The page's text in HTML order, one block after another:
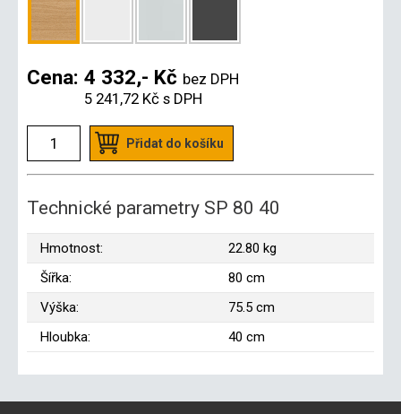
Cena: 4 332,- Kč bez DPH
5 241,72 Kč s DPH
Přidat do košíku
Technické parametry SP 80 40
Hmotnost:
22.80 kg
Šířka:
80 cm
Výška:
75.5 cm
Hloubka:
40 cm